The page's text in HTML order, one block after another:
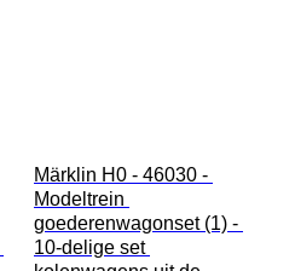
Märklin H0 - 46030 -
Modeltrein
goederenwagonset (1) -
10-delige set